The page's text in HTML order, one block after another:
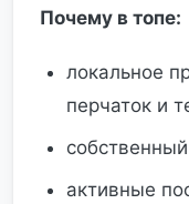
Почему в топе:
локальное
перчаток и
активные